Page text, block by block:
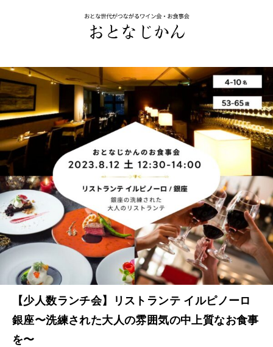
【少人数ランチ会】リストランテ イルピノーロ
銀座〜洗練された大人の雰囲気の中上質なお食事
を〜